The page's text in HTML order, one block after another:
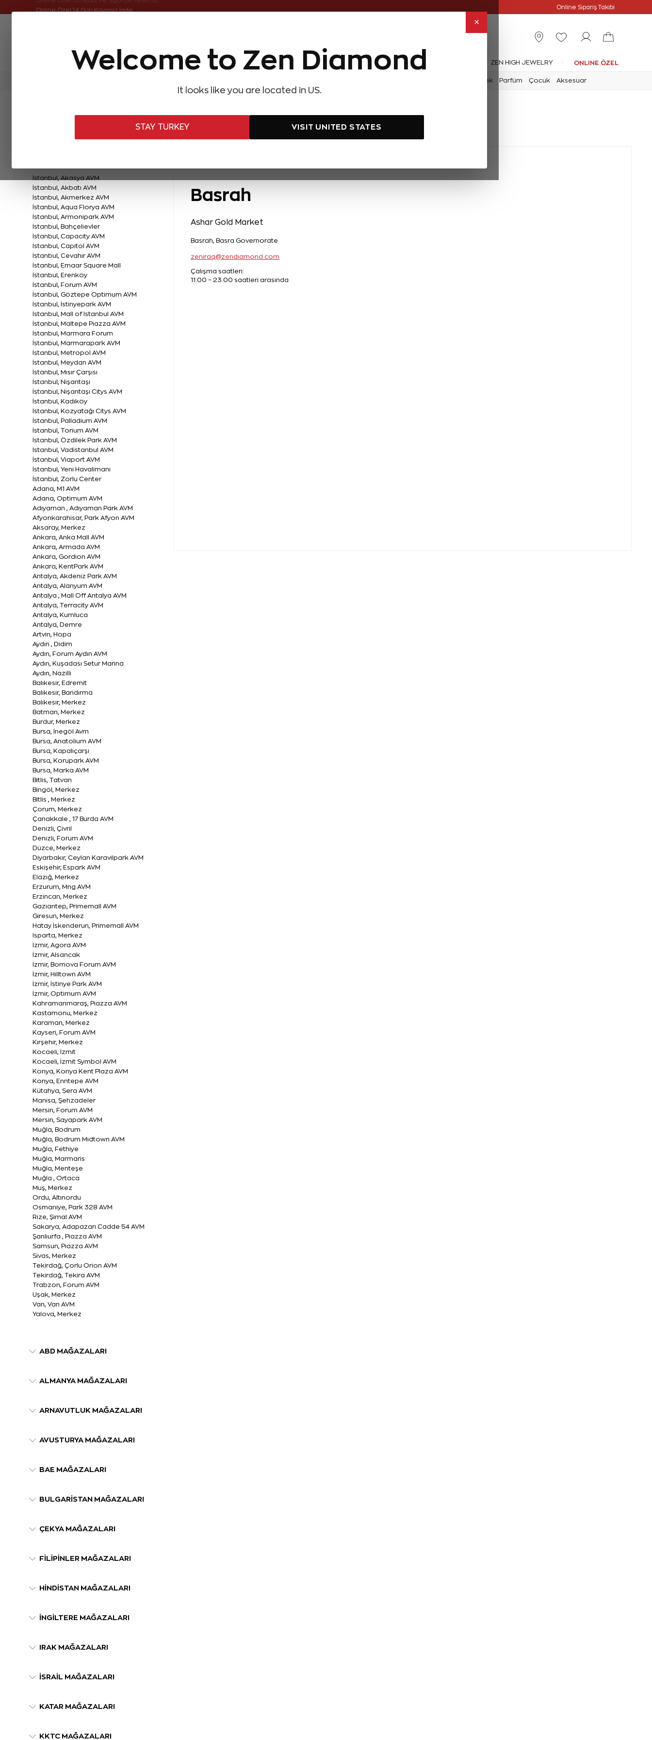
×
Welcome to Zen Diamond
It looks like you are located in US.
STAY TURKEY VISIT UNITED STATES
Online Özel Ücretsiz ve Sigortalı Teslimat Online Sipariş Takibi
Aynı Gün Kargo Çok Satanlar Hediye Önerileri Evlilik Teklifi Setler Özel Koleksiyonlar ZEN HIGH JEWELRY ONLINE ÖZEL
Erkek Parfüm Çocuk Aksesuar
Mağazalar
İstanbul, Akasya AVM
İstanbul, Akbatı AVM
İstanbul, Akmerkez AVM
İstanbul, Aqua Florya AVM
İstanbul, Armonipark AVM
İstanbul, Bahçelievler
İstanbul, Capacity AVM
İstanbul, Capitol AVM
İstanbul, Cevahir AVM
İstanbul, Emaar Square Mall
İstanbul, Erenköy
İstanbul, Forum AVM
İstanbul, Göztepe Optimum AVM
İstanbul, İstinyepark AVM
İstanbul, Mall of Istanbul AVM
İstanbul, Maltepe Piazza AVM
İstanbul, Marmara Forum
İstanbul, Marmarapark AVM
İstanbul, Metropol AVM
İstanbul, Meydan AVM
İstanbul, Mısır Çarşısı
İstanbul, Nişantaşı
İstanbul, Nişantaşı Citys AVM
İstanbul, Kadıköy
İstanbul, Kozyatağı Citys AVM
İstanbul, Palladium AVM
İstanbul, Torium AVM
İstanbul, Özdilek Park AVM
İstanbul, Vadistanbul AVM
İstanbul, Viaport AVM
İstanbul, Yeni Havalimanı
İstanbul, Zorlu Center
Adana, M1 AVM
Adana, Optimum AVM
Adıyaman , Adıyaman Park AVM
Afyonkarahisar, Park Afyon AVM
Aksaray, Merkez
Ankara, Anka Mall AVM
Ankara, Armada AVM
Ankara, Gordion AVM
Ankara, KentPark AVM
Antalya, Akdeniz Park AVM
Antalya, Alanyum AVM
Antalya , Mall Off Antalya AVM
Antalya, Terracity AVM
Antalya, Kumluca
Antalya, Demre
Artvin, Hopa
Aydın , Didim
Aydın, Forum Aydın AVM
Aydın, Kuşadası Setur Marina
Aydın, Nazilli
Balıkesir, Edremit
Balıkesir, Bandırma
Balıkesir, Merkez
Batman, Merkez
Burdur, Merkez
Bursa, İnegöl Avm
Bursa, Anatolium AVM
Bursa, Kapalıçarşı
Bursa, Korupark AVM
Bursa, Marka AVM
Bitlis, Tatvan
Bingöl, Merkez
Bitlis , Merkez
Çorum, Merkez
Çanakkale , 17 Burda AVM
Denizli, Çivril
Denizli, Forum AVM
Düzce, Merkez
Diyarbakır, Ceylan Karavilpark AVM
Eskişehir, Espark AVM
Elazığ, Merkez
Erzurum, Mng AVM
Erzincan, Merkez
Gaziantep, Primemall AVM
Giresun, Merkez
Hatay İskenderun, Primemall AVM
Isparta, Merkez
İzmir, Agora AVM
İzmir, Alsancak
İzmir, Bornova Forum AVM
İzmir, Hilltown AVM
İzmir, İstinye Park AVM
İzmir, Optimum AVM
Kahramanmaraş, Piazza AVM
Kastamonu, Merkez
Karaman, Merkez
Kayseri, Forum AVM
Kırşehir, Merkez
Kocaeli, İzmit
Kocaeli, İzmit Symbol AVM
Konya, Konya Kent Plaza AVM
Konya, Enntepe AVM
Kütahya, Sera AVM
Manisa, Şehzadeler
Mersin, Forum AVM
Mersin, Sayapark AVM
Muğla, Bodrum
Muğla, Bodrum Midtown AVM
Muğla, Fethiye
Muğla, Marmaris
Muğla, Menteşe
Muğla , Ortaca
Muş, Merkez
Ordu, Altınordu
Osmaniye, Park 328 AVM
Rize, Şimal AVM
Sakarya, Adapazarı Cadde 54 AVM
Şanlıurfa , Piazza AVM
Samsun, Piazza AVM
Sivas, Merkez
Tekirdağ, Çorlu Orion AVM
Tekirdağ, Tekira AVM
Trabzon, Forum AVM
Uşak, Merkez
Van, Van AVM
Yalova, Merkez
ABD MAĞAZALARI
ALMANYA MAĞAZALARI
ARNAVUTLUK MAĞAZALARI
AVUSTURYA MAĞAZALARI
BAE MAĞAZALARI
BULGARİSTAN MAĞAZALARI
ÇEKYA MAĞAZALARI
FİLİPİNLER MAĞAZALARI
HİNDİSTAN MAĞAZALARI
İNGİLTERE MAĞAZALARI
IRAK MAĞAZALARI
İSRAİL MAĞAZALARI
KATAR MAĞAZALARI
KKTC MAĞAZALARI
Basrah
Ashar Gold Market
Basrah, Basra Governorate
zeniraq@zendiamond.com
Çalışma saatleri:
11:00 – 23:00 saatleri arasında